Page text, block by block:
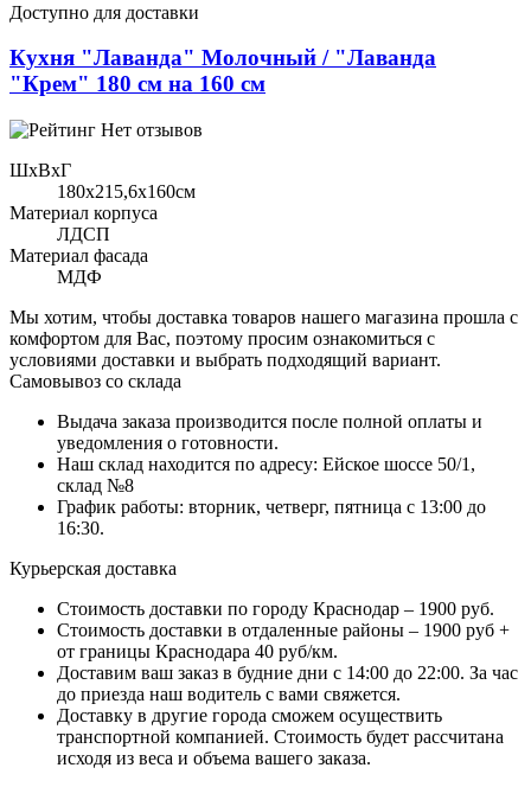
Доступно для доставки
Кухня "Лаванда" Молочный / "Лаванда
"Крем" 180 см на 160 см
Нет отзывов
ШхВхГ
180x215,6х160см
Материал корпуса
ЛДСП
Материал фасада
МДФ
Мы хотим, чтобы доставка товаров нашего магазина прошла с
комфортом для Вас, поэтому просим ознакомиться с
условиями доставки и выбрать подходящий вариант.
Самовывоз со склада
Выдача заказа производится после полной оплаты и
уведомления о готовности.
Наш склад находится по адресу: Ейское шоссе 50/1,
склад №8
График работы: вторник, четверг, пятница с 13:00 до
16:30.
Курьерская доставка
Стоимость доставки по городу Краснодар – 1900 руб.
Стоимость доставки в отдаленные районы – 1900 руб +
от границы Краснодара 40 руб/км.
Доставим ваш заказ в будние дни с 14:00 до 22:00. За час
до приезда наш водитель с вами свяжется.
Доставку в другие города сможем осуществить
транспортной компанией. Стоимость будет рассчитана
исходя из веса и объема вашего заказа.